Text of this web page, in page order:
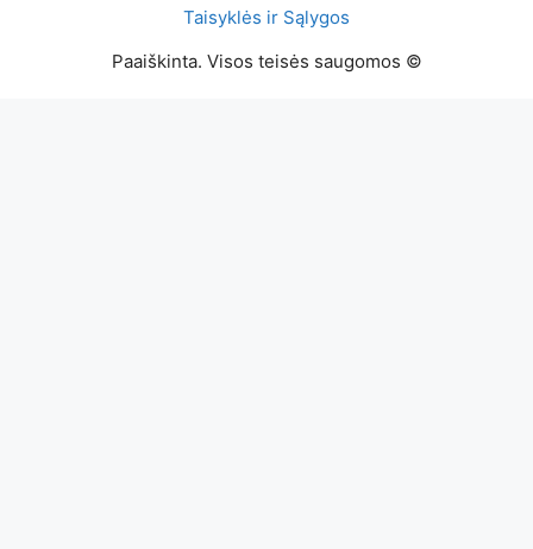
Taisyklės ir Sąlygos
Paaiškinta. Visos teisės saugomos ©